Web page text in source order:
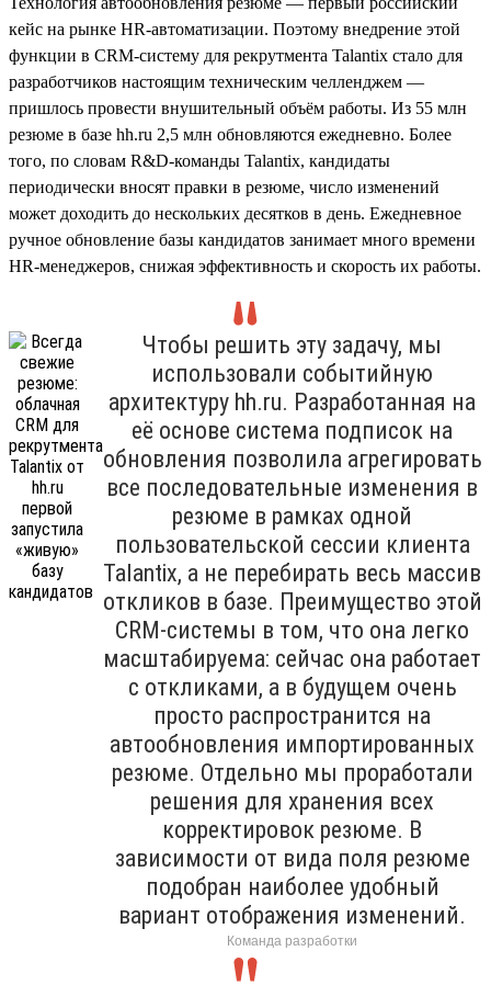
кейс на рынке HR-автоматизации. Поэтому внедрение этой
функции в CRM-систему для рекрутмента Talantix стало для
разработчиков настоящим техническим челленджем —
пришлось провести внушительный объём работы. Из 55 млн
резюме в базе hh.ru 2,5 млн обновляются ежедневно. Более
того, по словам R&D-команды Talantix, кандидаты
периодически вносят правки в резюме, число изменений
может доходить до нескольких десятков в день. Ежедневное
ручное обновление базы кандидатов занимает много времени
HR-менеджеров, снижая эффективность и скорость их работы.
Чтобы решить эту задачу, мы
использовали событийную
архитектуру hh.ru. Разработанная на
её основе система подписок на
обновления позволила агрегировать
все последовательные изменения в
резюме в рамках одной
пользовательской сессии клиента
Talantix, а не перебирать весь массив
откликов в базе. Преимущество этой
CRM-системы в том, что она легко
масштабируема: сейчас она работает
с откликами, а в будущем очень
просто распространится на
автообновления импортированных
резюме. Отдельно мы проработали
решения для хранения всех
корректировок резюме. В
зависимости от вида поля резюме
подобран наиболее удобный
вариант отображения изменений.
Команда разработки